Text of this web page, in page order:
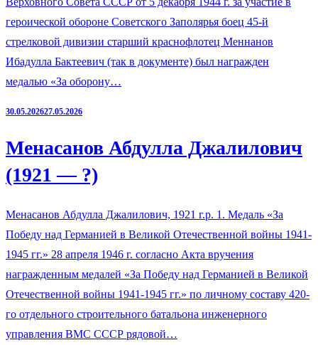
героической обороне Советского Заполярья боец 45-й
стрелковой дивизии старший краснофлотец Меннанов
Ибадулла Бактеевич (так в документе) был награжден
медалью «За оборону…
30.05.202627.05.2026
Менасанов Абдулла Джалилович
(1921 — ?)
Менасанов Абдулла Джалилович, 1921 г.р. 1. Медаль «За
Победу над Германией в Великой Отечественной войны 1941-
1945 гг.» 28 апреля 1946 г. согласно Акта вручения
награжденным медалей «За Победу над Германией в Великой
Отечественной войны 1941-1945 гг.» по личному составу 420-
го отдельного строительного батальона инженерного
управления ВМС СССР рядовой…